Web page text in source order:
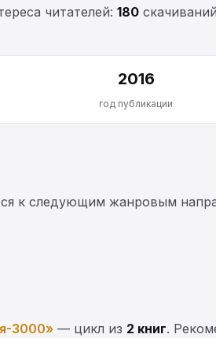
читателей: 180
2016
год публикации
к следующим жанровым
3000» — цикл из 2 книг.